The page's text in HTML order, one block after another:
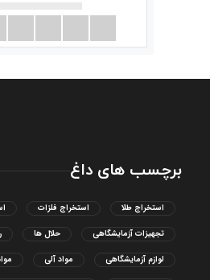
برچسب های داغ
استخراج طلا استخراج فلزات
تجهیزات آزمایشگاهی حلال ها
لوازم آزمایشگاهی مواد آلی